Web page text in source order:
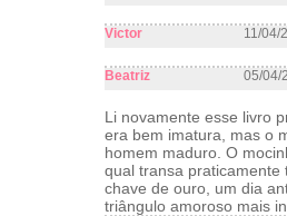
Victor 11/04/
Beatriz 05/04/
Li novamente esse livro
era bem imatura, mas o
homem maduro. O
qual transa praticamente
chave de ouro, um dia
triângulo amoroso mais